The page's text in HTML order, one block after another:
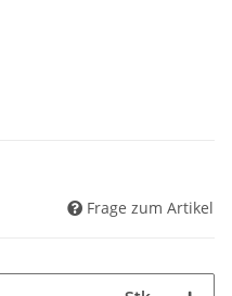
Frage zum Artikel